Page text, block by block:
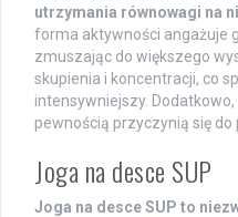
utrzymania równowagi na
forma aktywności angażuje
zmuszając do większego
skupienia i koncentracji, co
intensywniejszy.
pewnością przyczynią się do
Joga na desce SUP
Joga na desce SUP to